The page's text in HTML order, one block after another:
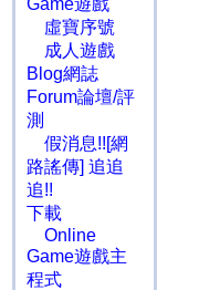
Game遊戲
虛寶序號
成人遊戲
Blog網誌
Forum論壇/評
測
假消息!![網
路謠傳] 追追
追!!
下載
Online
Game遊戲主
程式